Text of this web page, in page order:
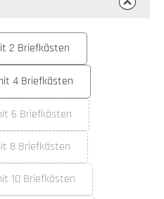
2 Briefkästen
4 Briefkästen
6 Briefkästen
(Diese Option ist zurzeit nicht
nicht verfügbar.)
8 Briefkästen
(Diese Option ist zurzeit nicht
nicht verfügbar.)
10 Briefkästen
(Diese Option ist zurzeit nicht